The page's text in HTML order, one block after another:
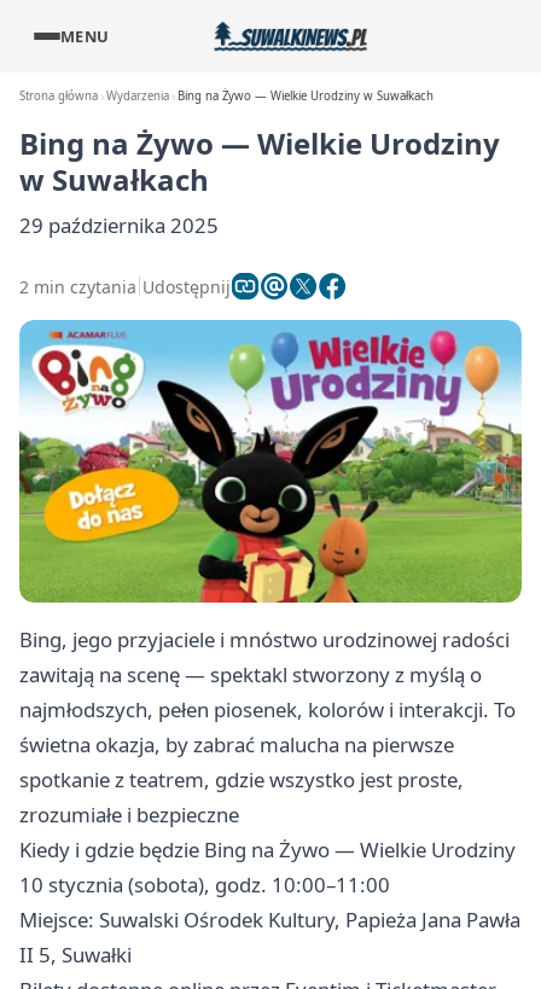
MENU
Strona główna Wydarzenia Bing na Żywo — Wielkie Urodziny w Suwałkach
Bing na Żywo — Wielkie Urodziny
w Suwałkach
29 października 2025
2 min czytania Udostępnij
Bing, jego przyjaciele i mnóstwo urodzinowej radości
zawitają na scenę — spektakl stworzony z myślą o
najmłodszych, pełen piosenek, kolorów i interakcji. To
świetna okazja, by zabrać malucha na pierwsze
spotkanie z teatrem, gdzie wszystko jest proste,
zrozumiałe i bezpieczne
Kiedy i gdzie będzie Bing na Żywo — Wielkie Urodziny
10 stycznia (sobota), godz. 10:00–11:00
Miejsce: Suwalski Ośrodek Kultury, Papieża Jana Pawła
II 5, Suwałki